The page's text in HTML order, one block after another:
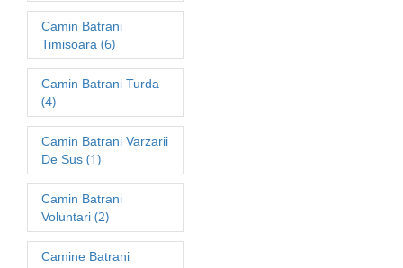
Camin Batrani
Timisoara (6)
Camin Batrani Turda
(4)
Camin Batrani Varzarii
De Sus (1)
Camin Batrani
Voluntari (2)
Camine Batrani